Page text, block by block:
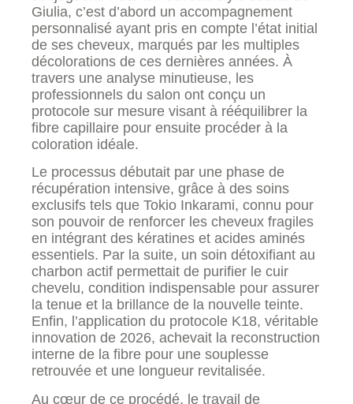
Giulia, c’est d’abord un accompagnement
personnalisé ayant pris en compte l’état initial
de ses cheveux, marqués par les multiples
décolorations de ces dernières années. À
travers une analyse minutieuse, les
professionnels du salon ont conçu un
protocole sur mesure visant à rééquilibrer la
fibre capillaire pour ensuite procéder à la
coloration idéale.
Le processus débutait par une phase de
récupération intensive, grâce à des soins
exclusifs tels que Tokio Inkarami, connu pour
son pouvoir de renforcer les cheveux fragiles
en intégrant des kératines et acides aminés
essentiels. Par la suite, un soin détoxifiant au
charbon actif permettait de purifier le cuir
chevelu, condition indispensable pour assurer
la tenue et la brillance de la nouvelle teinte.
Enfin, l’application du protocole K18, véritable
innovation de 2026, achevait la reconstruction
interne de la fibre pour une souplesse
retrouvée et une longueur revitalisée.
Au cœur de ce procédé, le travail de